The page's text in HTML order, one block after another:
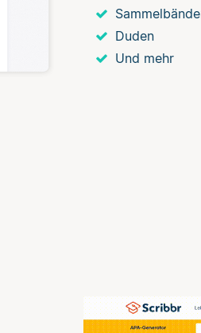
Duden
Und mehr